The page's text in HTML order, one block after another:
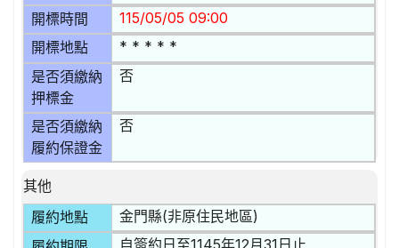
開標時間 115/05/05 09:00
開標地點 * * * * *
是否須繳納
押標金
否
是否須繳納
履約保證金
否
其他
履約地點
金門縣(非原住民地區)